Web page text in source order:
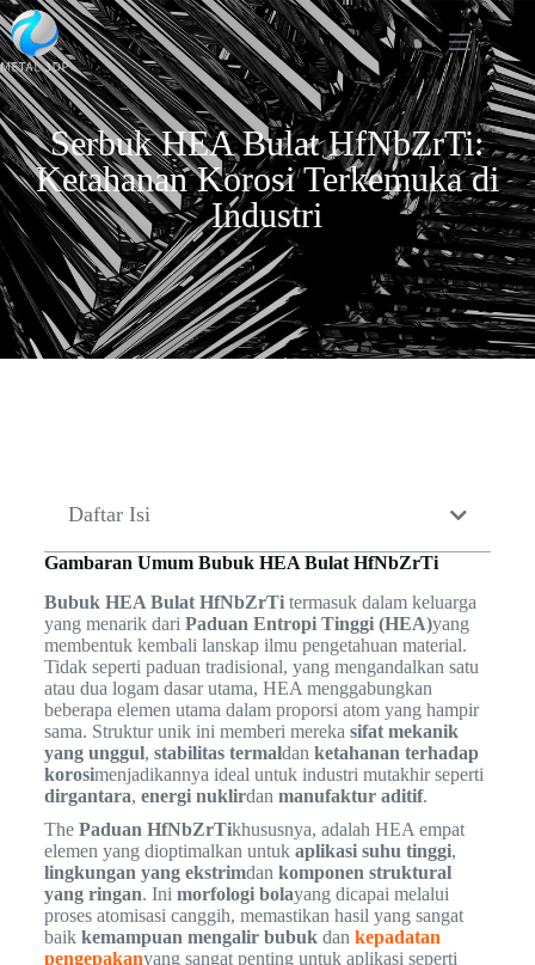
Serbuk HEA Bulat HfNbZrTi:
Ketahanan Korosi Terkemuka di
Industri
Daftar Isi
Gambaran Umum Bubuk HEA Bulat HfNbZrTi
Bubuk HEA Bulat HfNbZrTitermasuk dalam keluarga
yang menarik dari Paduan Entropi Tinggi (HEA)yang
membentuk kembali lanskap ilmu pengetahuan material.
Tidak seperti paduan tradisional, yang mengandalkan satu
atau dua logam dasar utama, HEA menggabungkan
beberapa elemen utama dalam proporsi atom yang hampir
sama. Struktur unik ini memberi mereka sifat mekanik
yang unggul, stabilitas termaldan ketahanan terhadap
korosimenjadikannya ideal untuk industri mutakhir seperti
dirgantara, energi nuklirdan manufaktur aditif.
The Paduan HfNbZrTikhususnya, adalah HEA empat
elemen yang dioptimalkan untuk aplikasi suhu tinggi,
lingkungan yang ekstrimdan komponen struktural
yang ringan. Ini morfologi bolayang dicapai melalui
proses atomisasi canggih, memastikan hasil yang sangat
baik kemampuan mengalir bubukdan kepadatan
pengepakanyang sangat penting untuk aplikasi seperti